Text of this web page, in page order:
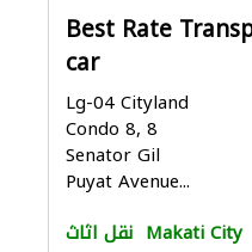
Best Rate
car
Lg-04 Cityland
Condo 8, 8
Senator Gil
Puyat Avenue...
نقل اثاث Makati City